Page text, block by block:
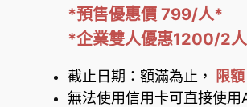
*預售優惠價 799/人*
*企業雙人優惠1200/2
截止日期：額滿為止，
限
無法使用信用卡可直接使用